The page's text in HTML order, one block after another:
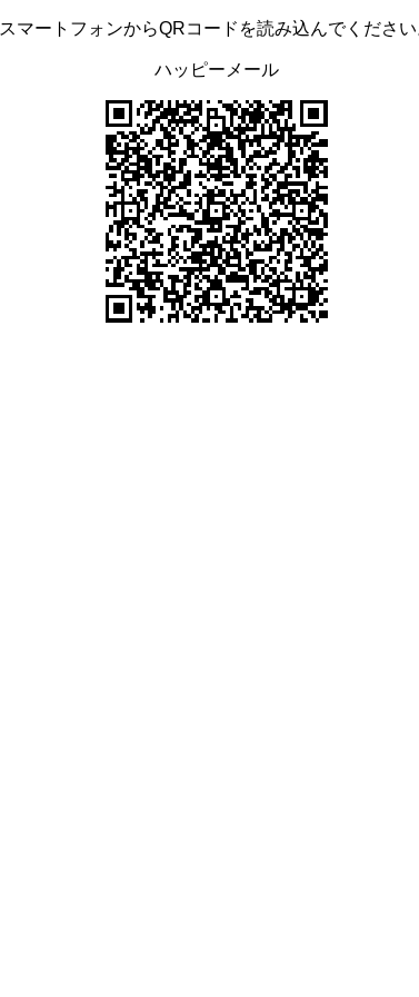
スマートフォンからQRコードを読み込んでください
ハッピーメール